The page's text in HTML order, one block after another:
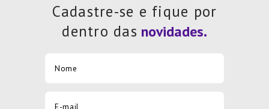
Cadastre-se e fique por
dentro das